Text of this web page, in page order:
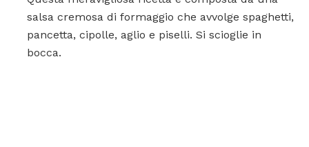
salsa cremosa di formaggio che avvolge spaghetti,
pancetta, cipolle, aglio e piselli. Si scioglie in
bocca.